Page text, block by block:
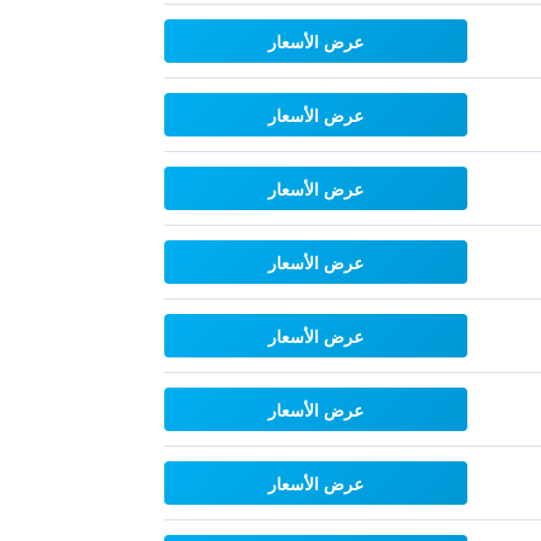
عرض الأسعار
عرض الأسعار
عرض الأسعار
عرض الأسعار
عرض الأسعار
عرض الأسعار
عرض الأسعار